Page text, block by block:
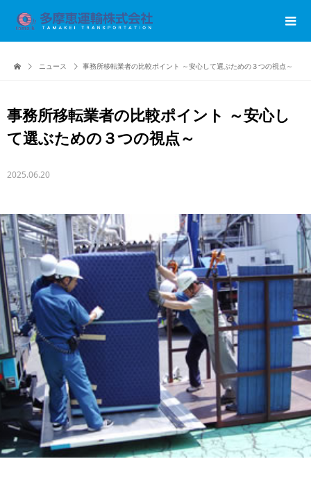
ニュース 事務所移転業者の比較ポイント ～安心して選ぶための３つの視点～
事務所移転業者の比較ポイント ～安心し
て選ぶための３つの視点～
2025.06.20